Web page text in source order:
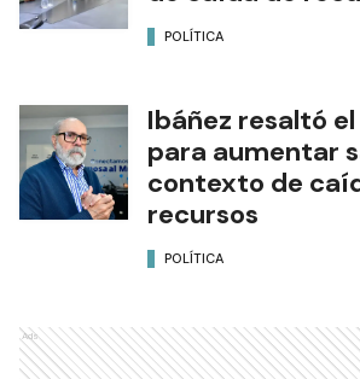
POLÍTICA
Ibáñez resaltó
para aumentar
contexto de
recursos
POLÍTICA
Ads